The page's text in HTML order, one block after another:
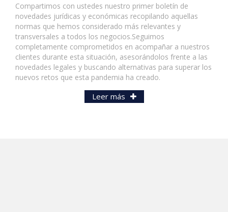
Compartimos con ustedes nuestro primer boletín de
novedades jurídicas y económicas recopilando aquellas
normas que hemos considerado más relevantes y
transversales a todos los negocios.Seguimos
completamente comprometidos en acompañar a nuestros
clientes durante esta situación, asesorándolos frente a las
novedades legales y buscando alternativas para superar los
nuevos retos que esta pandemia ha creado.
Leer más